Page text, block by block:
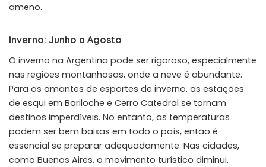
ameno.
Inverno: Junho a Agosto
O inverno na Argentina pode ser rigoroso, especialmente
nas regiões montanhosas, onde a neve é abundante.
Para os amantes de esportes de inverno, as estações
de esqui em Bariloche e Cerro Catedral se tornam
destinos imperdíveis. No entanto, as temperaturas
podem ser bem baixas em todo o país, então é
essencial se preparar adequadamente. Nas cidades,
como Buenos Aires, o movimento turístico diminui,